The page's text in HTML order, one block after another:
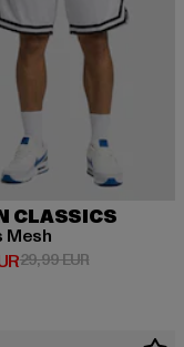
CLASSICS
Mesh
Preis: 26,09 EUR
29,99 EURAktionspreis: